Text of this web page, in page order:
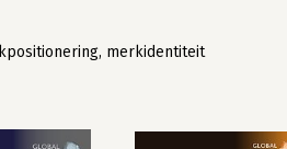
merkidentiteit